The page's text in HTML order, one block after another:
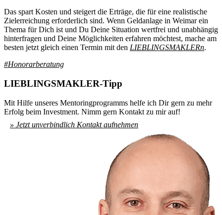
Das spart Kosten und steigert die Erträge, die für eine realistische
Zielerreichung erforderlich sind. Wenn Geldanlage in Weimar ein
Thema für Dich ist und Du Deine Situation wertfrei und unabhängig
hinterfragen und Deine Möglichkeiten erfahren möchtest, mache am
besten jetzt gleich einen Termin mit den LIEBLINGSMAKLERn.
#Honorarberatung
LIEBLINGSMAKLER-Tipp
Mit Hilfe unseres Mentoringprogramms helfe ich Dir gern zu mehr
Erfolg beim Investment. Nimm gern Kontakt zu mir auf!
» Jetzt unverbindlich Kontakt aufnehmen